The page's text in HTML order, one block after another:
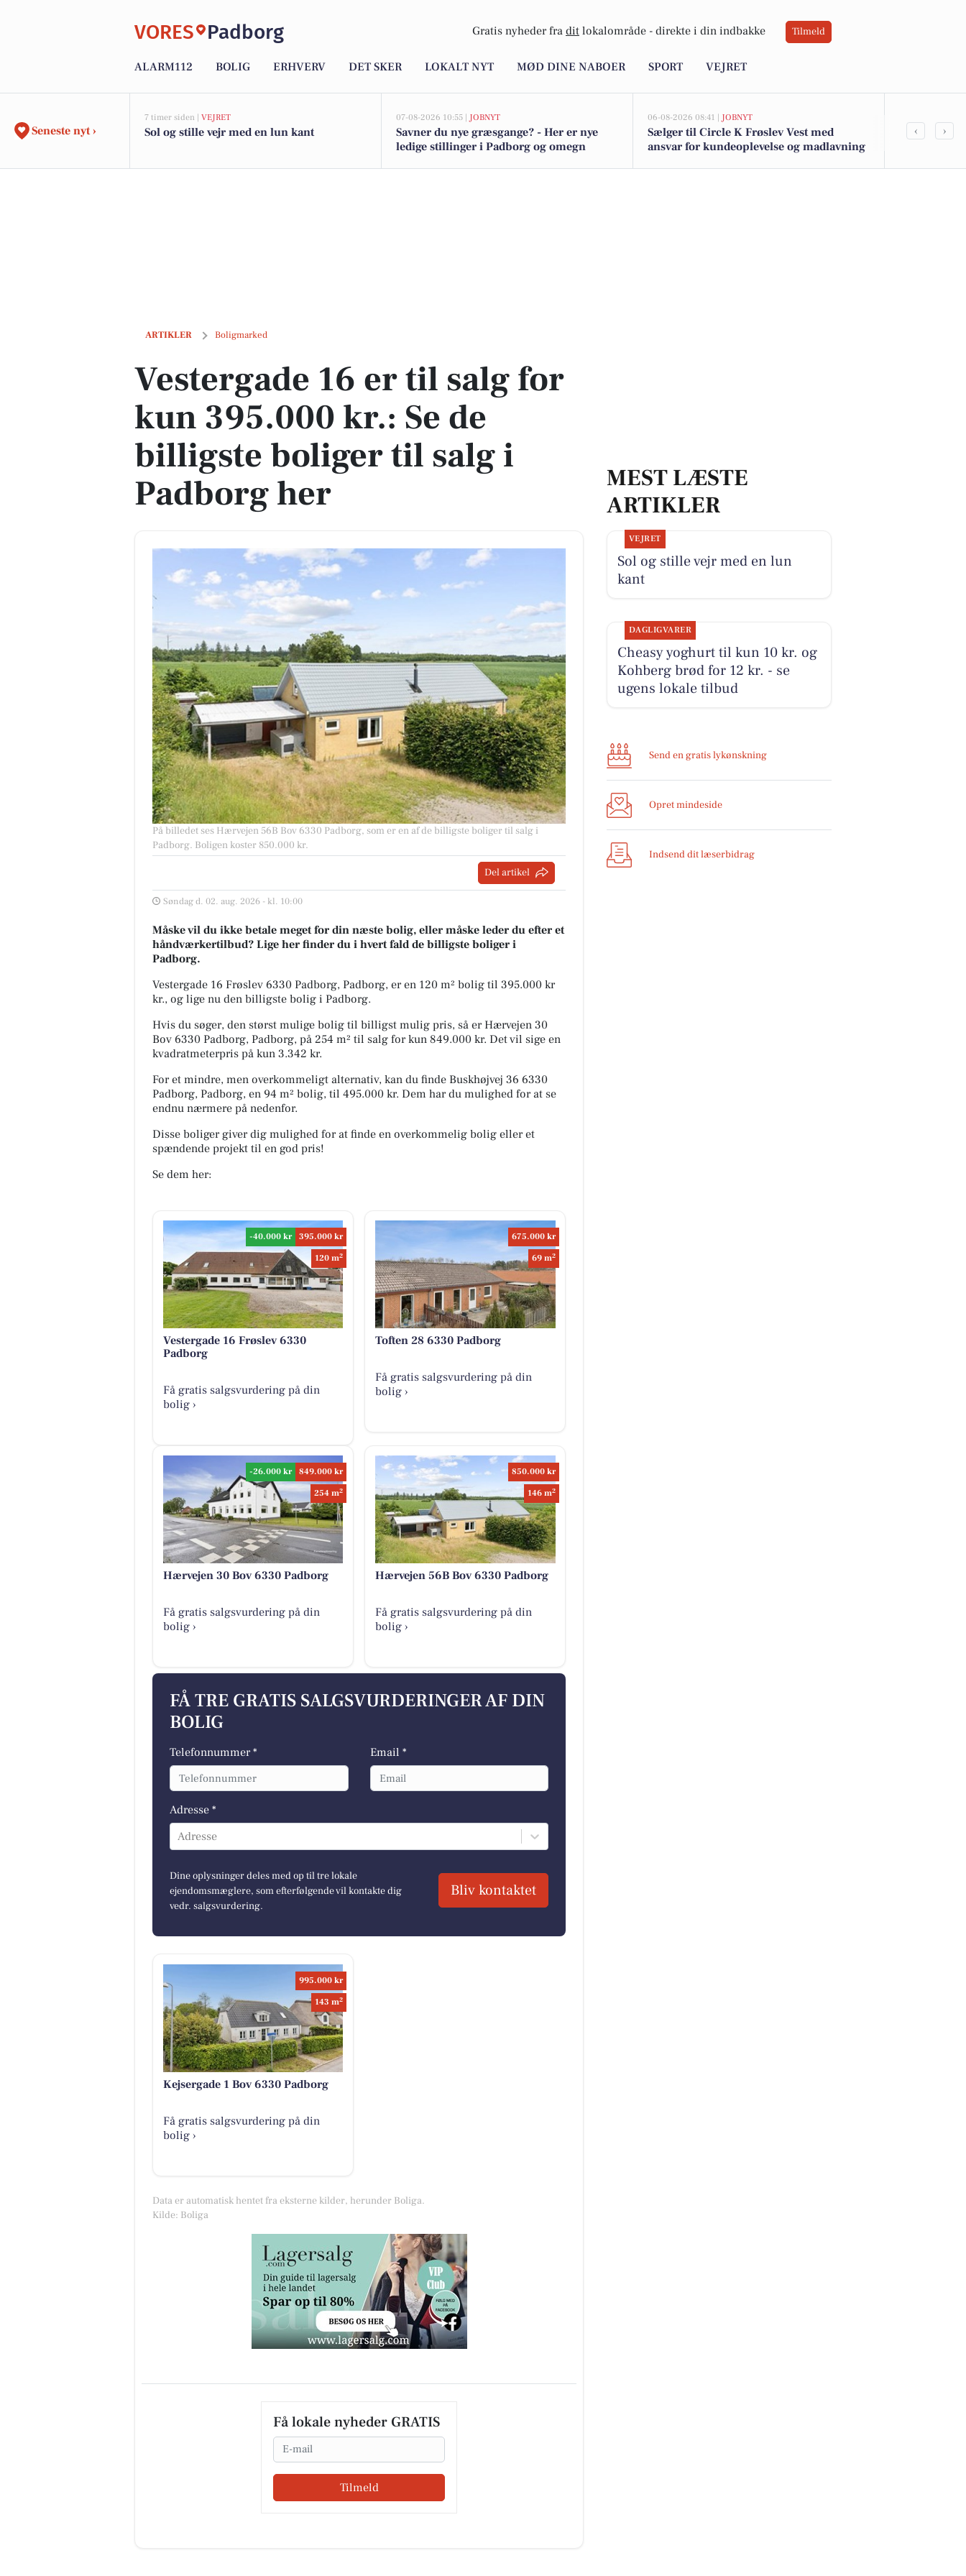
VORES Padborg Gratis nyheder fra dit lokalområde - direkte i din indbakke Tilmeld
ALARM112 BOLIG ERHVERV DET SKER LOKALT NYT MØD DINE NABOER SPORT VEJRET
Seneste nyt ›
7 timer siden | VEJRET
Sol og stille vejr med en lun kant
07-08-2026 10:55 | JOBNYT
Savner du nye græsgange? - Her er nye
ledige stillinger i Padborg og omegn
06-08-2026 08:41 | JOBNYT
Sælger til Circle K Frøslev Vest med
ansvar for kundeoplevelse og madlavning
Top 6 over
‹ ›
ARTIKLER Boligmarked
Vestergade 16 er til salg for kun 395.000 kr.: Se de billigste boliger til salg i Padborg her
Vestergade 16 er til salg for
kun 395.000 kr.: Se de
billigste boliger til salg i
Padborg her
På billedet ses Hærvejen 56B Bov 6330 Padborg, som er en af de billigste boliger til salg i
Padborg. Boligen koster 850.000 kr.
Del artikel
Søndag d. 02. aug. 2026 - kl. 10:00
Måske vil du ikke betale meget for din næste bolig, eller måske leder du efter et
håndværkertilbud? Lige her finder du i hvert fald de billigste boliger i
Padborg.
Vestergade 16 Frøslev 6330 Padborg, Padborg, er en 120 m² bolig til 395.000 kr
kr., og lige nu den billigste bolig i Padborg.
Hvis du søger, den størst mulige bolig til billigst mulig pris, så er Hærvejen 30
Bov 6330 Padborg, Padborg, på 254 m² til salg for kun 849.000 kr. Det vil sige en
kvadratmeterpris på kun 3.342 kr.
For et mindre, men overkommeligt alternativ, kan du finde Buskhøjvej 36 6330
Padborg, Padborg, en 94 m² bolig, til 495.000 kr. Dem har du mulighed for at se
endnu nærmere på nedenfor.
Disse boliger giver dig mulighed for at finde en overkommelig bolig eller et
spændende projekt til en god pris!
Se dem her:
-40.000 kr
395.000 kr
120 m2
Vestergade 16 Frøslev 6330
Padborg
Få gratis salgsvurdering på din
bolig ›
675.000 kr
69 m2
Toften 28 6330 Padborg
Få gratis salgsvurdering på din
bolig ›
-26.000 kr
849.000 kr
254 m2
Hærvejen 30 Bov 6330 Padborg
Få gratis salgsvurdering på din
bolig ›
850.000 kr
146 m2
Hærvejen 56B Bov 6330 Padborg
Få gratis salgsvurdering på din
bolig ›
FÅ TRE GRATIS SALGSVURDERINGER AF DIN
BOLIG
Telefonnummer * Email *
Adresse *
Adresse
Dine oplysninger deles med op til tre lokale
ejendomsmæglere, som efterfølgende vil kontakte dig
vedr. salgsvurdering.
Bliv kontaktet
995.000 kr
143 m2
Kejsergade 1 Bov 6330 Padborg
Få gratis salgsvurdering på din
bolig ›
Data er automatisk hentet fra eksterne kilder, herunder Boliga.
Kilde: Boliga
Få lokale nyheder GRATIS
Email
Tilmeld
MEST LÆSTE
ARTIKLER
VEJRET
Sol og stille vejr med en lun
kant
DAGLIGVARER
Cheasy yoghurt til kun 10 kr. og
Kohberg brød for 12 kr. - se
ugens lokale tilbud
Send en gratis lykønskning
Opret mindeside
Indsend dit læserbidrag